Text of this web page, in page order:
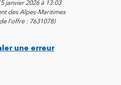
janvier 2026 à 13:03
des Alpes-Maritimes
l'offre : 7631078)
une erreur